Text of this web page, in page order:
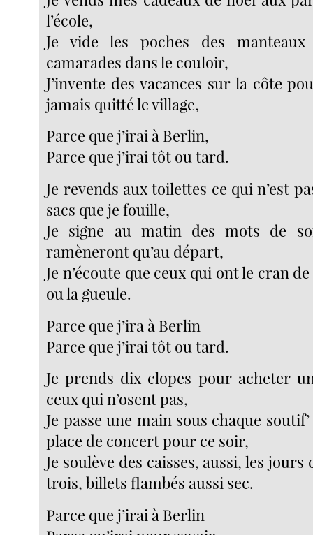
l’école,
Je vide les poches des
camarades dans le couloir,
J’invente des vacances sur la côte
jamais quitté le village,
Parce que j’irai à Berlin,
Parce que j’irai tôt ou tard.
Je revends aux toilettes ce qui n’est
sacs que je fouille,
Je signe au matin des mots de
ramèneront qu’au départ,
Je n’écoute que ceux qui ont le cran
ou la gueule.
Parce que j’ira à Berlin
Parce que j’irai tôt ou tard.
Je prends dix clopes pour acheter
ceux qui n’osent pas,
Je passe une main sous chaque
place de concert pour ce soir,
Je soulève des caisses, aussi, les
trois, billets flambés aussi sec.
Parce que j’irai à Berlin